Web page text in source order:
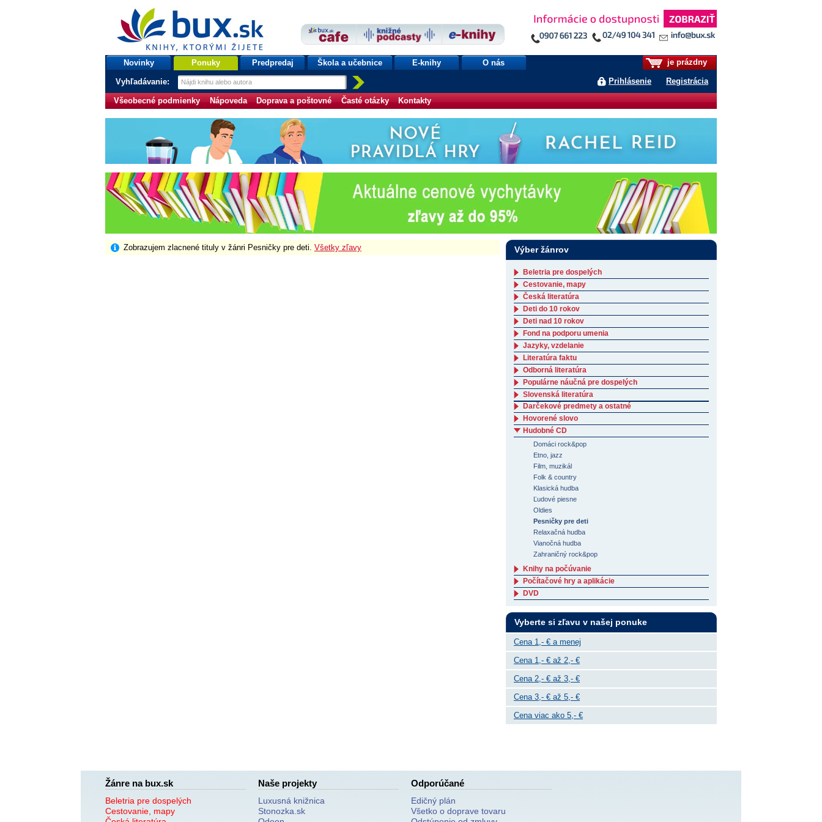
bux.sk
knihy, ktorými žijete
Úvodná stránka
je prázdny
Prihlásenie Registrácia
Novinky Ponuky Predpredaj Škola a učebnice E-knihy O nás
Vyhľadávanie:
Všeobecné podmienky Nápoveda Doprava a poštovné Časté otázky Kontakty
Zobrazujem zlacnené tituly v žánri Pesničky pre deti. Všetky zľavy Výber žánrov
Beletria pre dospelých
Cestovanie, mapy
Česká literatúra
Deti do 10 rokov
Deti nad 10 rokov
Fond na podporu umenia
Jazyky, vzdelanie
Literatúra faktu
Odborná literatúra
Populárne náučná pre dospelých
Slovenská literatúra
Darčekové predmety a ostatné
Hovorené slovo
Hudobné CD
Domáci rock&pop
Etno, jazz
Film, muzikál
Folk & country
Klasická hudba
Ľudové piesne
Oldies
Pesničky pre deti
Relaxačná hudba
Vianočná hudba
Zahraničný rock&pop
Knihy na počúvanie
Počítačové hry a aplikácie
DVD
Vyberte si zľavu v našej ponuke
Cena 1,- € a menej
Cena 1,- € až 2,- €
Cena 2,- € až 3,- €
Cena 3,- € až 5,- €
Cena viac ako 5,- €
Žánre na bux.sk
Beletria pre dospelých
Cestovanie, mapy
Naše projekty
Luxusná knižnica
Stonozka.sk
Odporúčané
Edičný plán
Všetko o doprave tovaru